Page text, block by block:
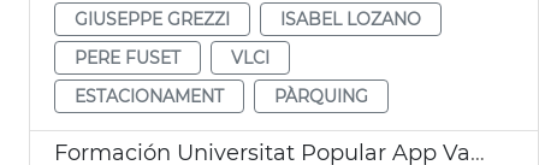
GIUSEPPE GREZZI
ISABEL LOZANO
PERE FUSET
VLCI
ESTACIONAMENT
PÀRQUING
Formación Universitat Popular App València y sede electrónica